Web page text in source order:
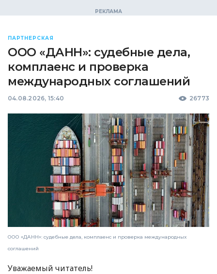
ПАРТНЕРСКАЯ
ООО «ДАНН»: судебные дела,
комплаенс и проверка
международных соглашений
04.08.2026, 15:40 26773
ООО «ДАНН»: судебные дела, комплаенс и проверка международных
соглашений
Уважаемый читатель!